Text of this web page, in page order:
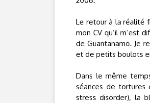
Le retour à la réalité
mon CV qu’il m’est
de Guantanamo. Je
et de petits boulots
Dans le même
séances de tortures
stress disorder), la